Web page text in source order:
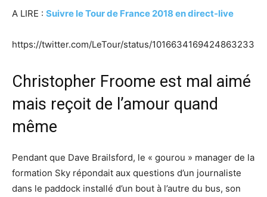
A LIRE : Suivre le Tour de France 2018 en direct-live
https://twitter.com/LeTour/status/1016634169424863233
Christopher Froome est mal aimé
mais reçoit de l’amour quand
même
Pendant que Dave Brailsford, le « gourou » manager de la
formation Sky répondait aux questions d’un journaliste
dans le paddock installé d’un bout à l’autre du bus, son